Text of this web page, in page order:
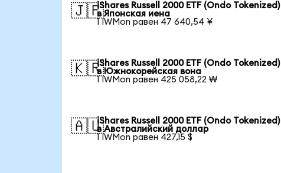
🇯🇵iShares Russell 2000 ETF (Ondo Tokenized)
в Японская иена
1 IWMon равен 47 640,54 ¥
🇰🇷iShares Russell 2000 ETF (Ondo Tokenized)
в Южнокорейская вона
1 IWMon равен 425 058,22 ₩
🇦🇺iShares Russell 2000 ETF (Ondo Tokenized)
в Австралийский доллар
1 IWMon равен 427,15 $